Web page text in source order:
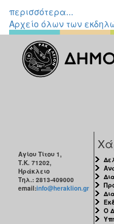
περισσότερα...
Αρχείο όλων των
Αγίου Τίτου 1,
Τ.Κ. 71202,
Ηράκλειο
Τηλ.: 2813-409000
email:info@heraklion.gr
Ο